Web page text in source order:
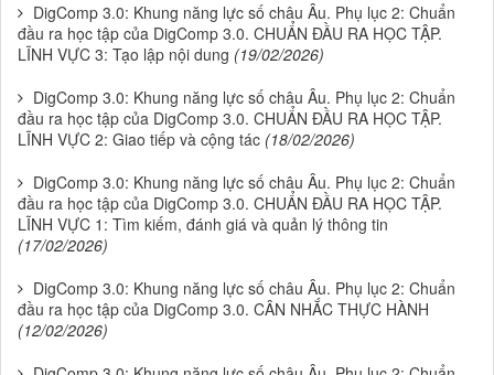
DigComp 3.0: Khung năng lực số châu Âu. Phụ lục 2: Chuẩn
đầu ra học tập của DigComp 3.0. CHUẨN ĐẦU RA HỌC TẬP.
LĨNH VỰC 3: Tạo lập nội dung (19/02/2026)
DigComp 3.0: Khung năng lực số châu Âu. Phụ lục 2: Chuẩn
đầu ra học tập của DigComp 3.0. CHUẨN ĐẦU RA HỌC TẬP.
LĨNH VỰC 2: Giao tiếp và cộng tác (18/02/2026)
DigComp 3.0: Khung năng lực số châu Âu. Phụ lục 2: Chuẩn
đầu ra học tập của DigComp 3.0. CHUẨN ĐẦU RA HỌC TẬP.
LĨNH VỰC 1: Tìm kiếm, đánh giá và quản lý thông tin
(17/02/2026)
DigComp 3.0: Khung năng lực số châu Âu. Phụ lục 2: Chuẩn
đầu ra học tập của DigComp 3.0. CÂN NHẮC THỰC HÀNH
(12/02/2026)